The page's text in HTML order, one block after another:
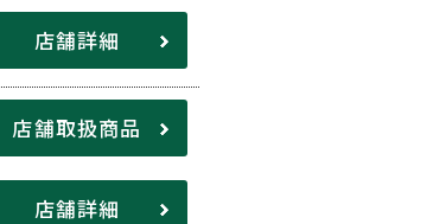
店舗詳細
店舗取扱商品
店舗詳細